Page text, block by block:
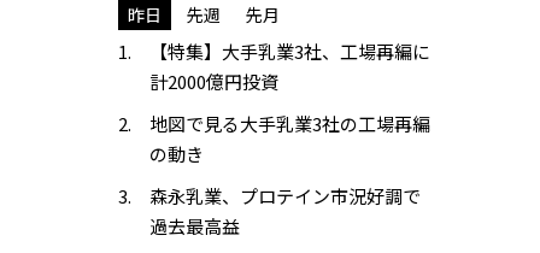
昨日 先週 先月
【特集】大手乳業3社、工場再編に
計2000億円投資
地図で見る大手乳業3社の工場再編
の動き
森永乳業、プロテイン市況好調で
過去最高益